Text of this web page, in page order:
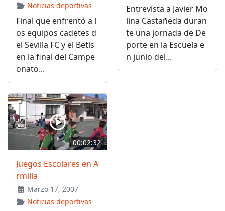
Noticias deportivas
Final que enfrentó a l
os equipos cadetes d
el Sevilla FC y el Betis
en la final del Campe
onato...
Entrevista a Javier Mo
lina Castañeda duran
te una jornada de De
porte en la Escuela e
n junio del...
00:02:32
Juegos Escolares en A
rmilla
Marzo 17, 2007
Noticias deportivas